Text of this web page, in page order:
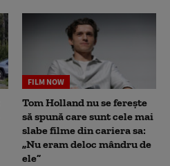
FILM NOW
Tom Holland nu se ferește
să spună care sunt cele mai
slabe filme din cariera sa:
„Nu eram deloc mândru de
ele”